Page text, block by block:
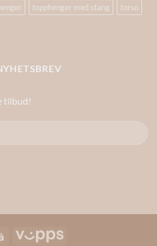
topphenger med stang
torso
tilbud!
Invoice Vipps